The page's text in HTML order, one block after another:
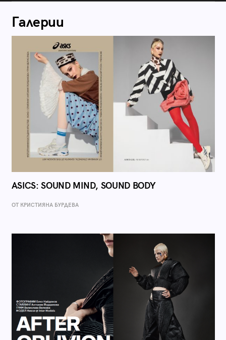
Галерии
ASICS: SOUND MIND, SOUND BODY
ОТ КРИСТИЯНА БУРДЕВА